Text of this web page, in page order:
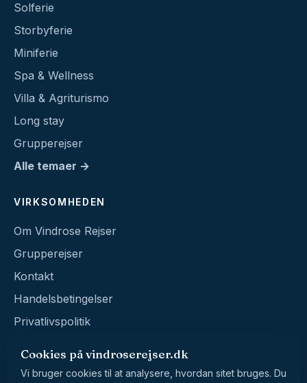
Solferie
Storbyferie
Miniferie
Spa & Wellness
Villa & Agriturismo
Long stay
Grupperejser
Alle temaer →
VIRKSOMHEDEN
Om Vindrose Rejser
Grupperejser
Kontakt
Handelsbetingelser
Privatlivspolitik
Cookies på vindroserejser.dk
Vi bruger cookies til at analysere, hvordan sitet bruges. Du